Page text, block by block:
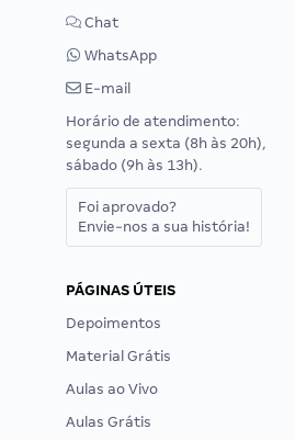
Chat
WhatsApp
E-mail
Horário de atendimento:
segunda a sexta (8h às 20h),
sábado (9h às 13h).
Foi aprovado?
Envie-nos a sua história!
PÁGINAS ÚTEIS
Depoimentos
Material Grátis
Aulas ao Vivo
Aulas Grátis